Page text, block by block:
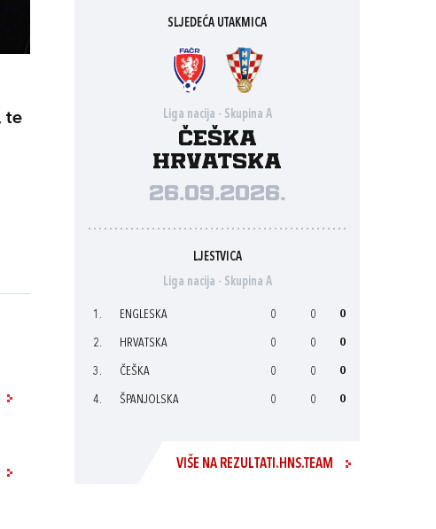
te
SLJEDEĆA UTAKMICA
Liga nacija - Skupina A
Češka
Hrvatska
26.09.2026.
LJESTVICA
Liga nacija - Skupina A
1. ENGLESKA 0 0 0
2. HRVATSKA 0 0 0
3. ČEŠKA 0 0 0
4. ŠPANJOLSKA 0 0 0
VIŠE NA REZULTATI.HNS.TEAM